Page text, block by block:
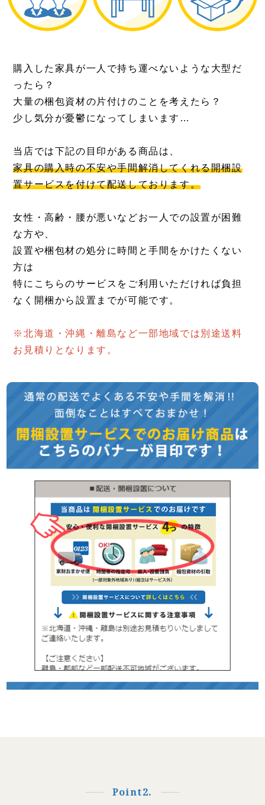
購入した家具が一人で持ち運べないような大型だ
ったら？
大量の梱包資材の片付けのことを考えたら？
少し気分が憂鬱になってしまいます…
当店では下記の目印がある商品は、
家具の購入時の不安や手間解消してくれる開梱設
置サービスを付けて配送しております。
女性・高齢・腰が悪いなどお一人での設置が困難
な方や、
設置や梱包材の処分に時間と手間をかけたくない
方は
特にこちらのサービスをご利用いただければ負担
なく開梱から設置までが可能です。
※北海道・沖縄・離島など一部地域では別途送料
お見積りとなります。
Point2.